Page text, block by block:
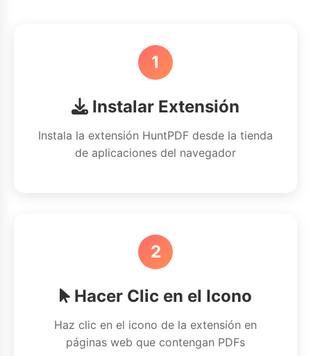
1
Instalar Extensión
Instala la extensión HuntPDF desde la tienda
de aplicaciones del navegador
2
Hacer Clic en el Icono
Haz clic en el icono de la extensión en
páginas web que contengan PDFs